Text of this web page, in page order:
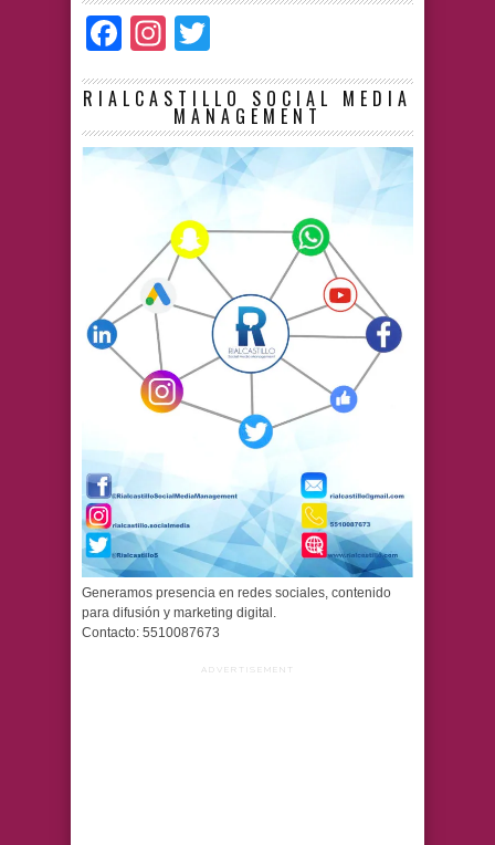
Facebook
Instagram
RIALCASTILLO SOCIAL MEDIA
MANAGEMENT
Generamos presencia en redes sociales, contenido
para difusión y marketing digital.
Contacto: 5510087673
ADVERTISEMENT